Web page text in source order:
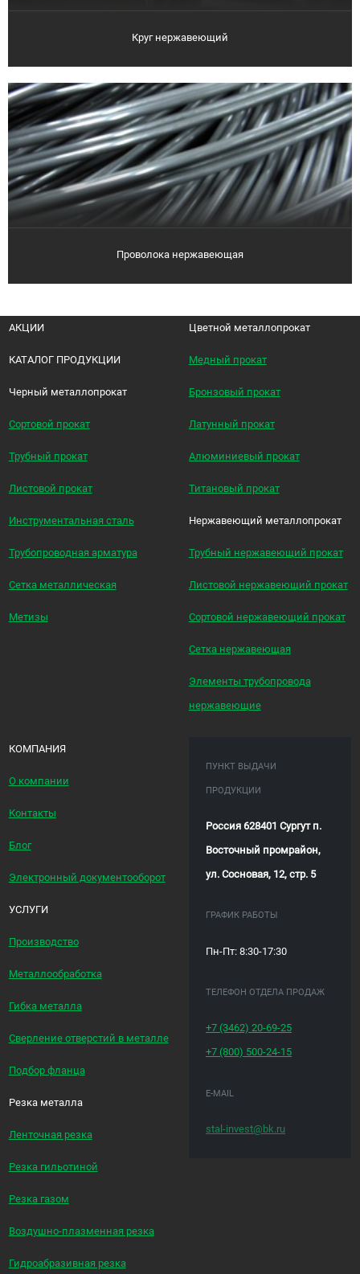
Круг нержавеющий
Проволока нержавеющая
АКЦИИ
КАТАЛОГ ПРОДУКЦИИ
Черный металлопрокат
Сортовой прокат
Трубный прокат
Листовой прокат
Инструментальная сталь
Трубопроводная арматура
Сетка металлическая
Метизы
Цветной металлопрокат
Медный прокат
Бронзовый прокат
Латунный прокат
Алюминиевый прокат
Титановый прокат
Нержавеющий металлопрокат
Трубный нержавеющий прокат
Листовой нержавеющий прокат
Сортовой нержавеющий прокат
Сетка нержавеющая
Элементы трубопровода
нержавеющие
КОМПАНИЯ
О компании
Контакты
Блог
Электронный документооборот
УСЛУГИ
Производство
Металлообработка
Гибка металла
Сверление отверстий в металле
Подбор фланца
Резка металла
Ленточная резка
Резка гильотиной
Резка газом
Воздушно-плазменная резка
Гидроабразивная резка
ПУНКТ ВЫДАЧИ
ПРОДУКЦИИ
Россия 628401 Сургут п.
Восточный промрайон,
ул. Сосновая, 12, стр. 5
ГРАФИК РАБОТЫ
Пн-Пт: 8:30-17:30
ТЕЛЕФОН ОТДЕЛА ПРОДАЖ
+7 (3462)20-69-25
+7 (800) 500-24-15
E-MAIL
stal-invest@bk.ru